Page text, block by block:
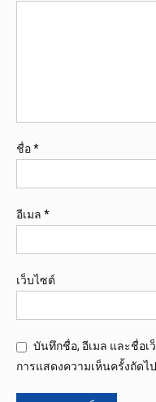
ชื่อ*
อีเมล *
เว็บไซต์
บันทึกชื่อ, อีเมล และชื่อ
การแสดงความเห็นครั้งถัดไป